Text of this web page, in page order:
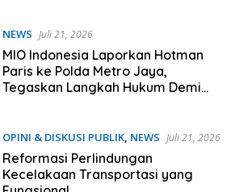
NEWS Juli 21, 2026
MIO Indonesia Laporkan Hotman
Paris ke Polda Metro Jaya,
Tegaskan Langkah Hukum Demi
OPINI & DISKUSI PUBLIK, NEWS Juli 21, 2026
Reformasi Perlindungan
Kecelakaan Transportasi yang